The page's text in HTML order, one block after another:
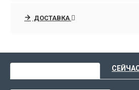
ДОСТАВКА